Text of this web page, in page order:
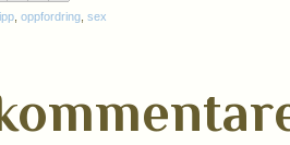
oppfordring sex